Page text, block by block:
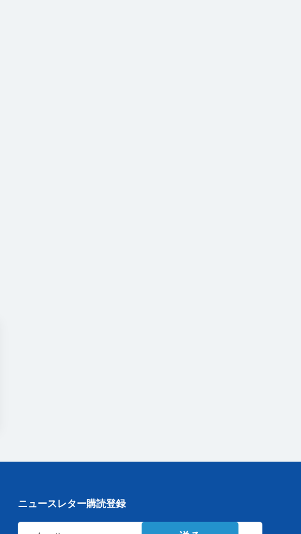
ニュースレター購読登録